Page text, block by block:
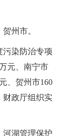
州市。
污染防治专项
元、南宁市
、贺州市160
财政厅组织实
河湖管理保护